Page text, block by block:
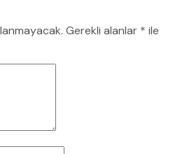
Gerekli alanlar * ile